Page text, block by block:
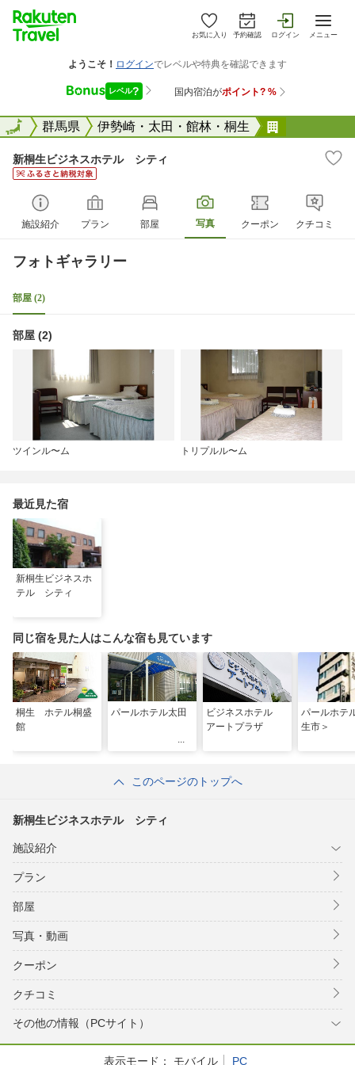
お気に入り 予約確認 ログイン メニュー
全国群馬県 伊勢崎・太田・館林・桐生
全国
新桐生ビジネスホテル シティ
施設紹介 プラン 部屋 写真 クーポン クチコミ
フォトギャラリー
部屋 (2)
部屋 (2)
ツインル〜ム トリプルル〜ム
最近見た宿
新桐生ビジネスホ
テル シティ
同じ宿を見た人はこんな宿も見ています
桐生 ホテル桐盛
館
パールホテル太田
ビジネスホテル
アートプラザ
パールホテ
生市＞
このページのトップへ
新桐生ビジネスホテル シティ
施設紹介
プラン
部屋
写真・動画
クーポン
クチコミ
その他の情報（PCサイト）
表示モード： モバイル PC